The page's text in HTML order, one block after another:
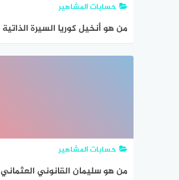
حسابات المشاهير
من هو أنخيل كوريا السيرة الذاتية
حسابات المشاهير
من هو سليمان القانوني العثماني